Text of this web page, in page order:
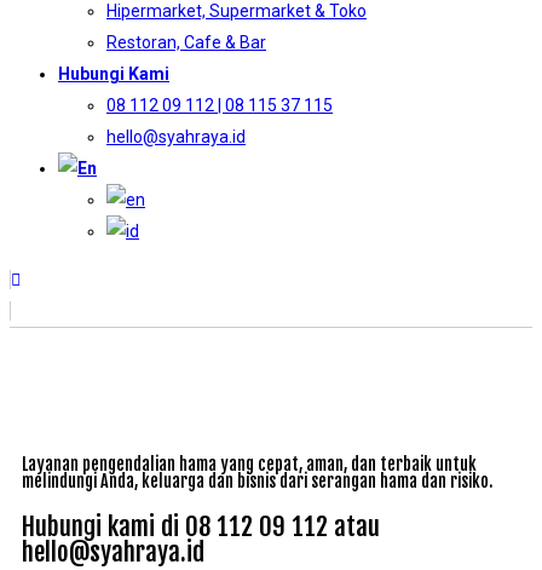
Hipermarket, Supermarket & Toko
Restoran, Cafe & Bar
Hubungi Kami
08 112 09 112 | 08 115 37 115
hello@syahraya.id
Layanan pengendalian hama yang cepat, aman, dan terbaik untuk
melindungi Anda, keluarga dan bisnis dari serangan hama dan risiko.
Hubungi kami di 08 112 09 112 atau
hello@syahraya.id